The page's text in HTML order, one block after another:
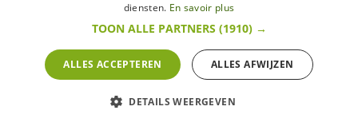
Meer
diensten. En savoir plus
TOON ALLE PARTNERS (1910) →
ALLES ACCEPTEREN ALLES AFWIJZEN
DETAILS WEERGEVEN